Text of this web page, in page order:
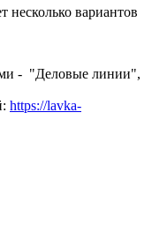
несколько вариантов
- "Деловые линии",
https://lavka-